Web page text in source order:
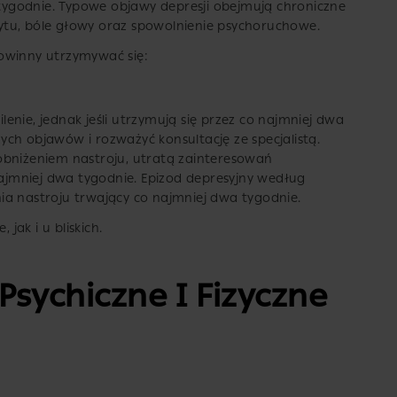
Typowe objawy depresji obejmują chroniczne
bóle głowy oraz spowolnienie psychoruchowe.
utrzymywać się:
jednak jeśli utrzymują się przez co najmniej dwa
objawów i rozważyć konsultację ze specjalistą.
nastroju, utratą zainteresowań
dwa tygodnie. Epizod depresyjny według
nastroju trwający co najmniej dwa tygodnie.
jak i u bliskich.
I Fizyczne